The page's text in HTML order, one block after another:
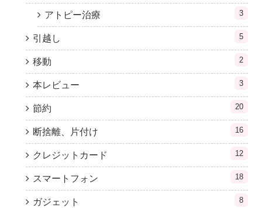
アトピー治療 3
引越し 5
移動 2
本レビュー 3
節約 20
断捨離、片付け 16
クレジットカード 12
スマートフォン 18
ガジェット 8